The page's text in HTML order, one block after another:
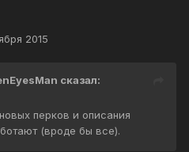
2015
сказал:
перков и описания
(вроде бы все).